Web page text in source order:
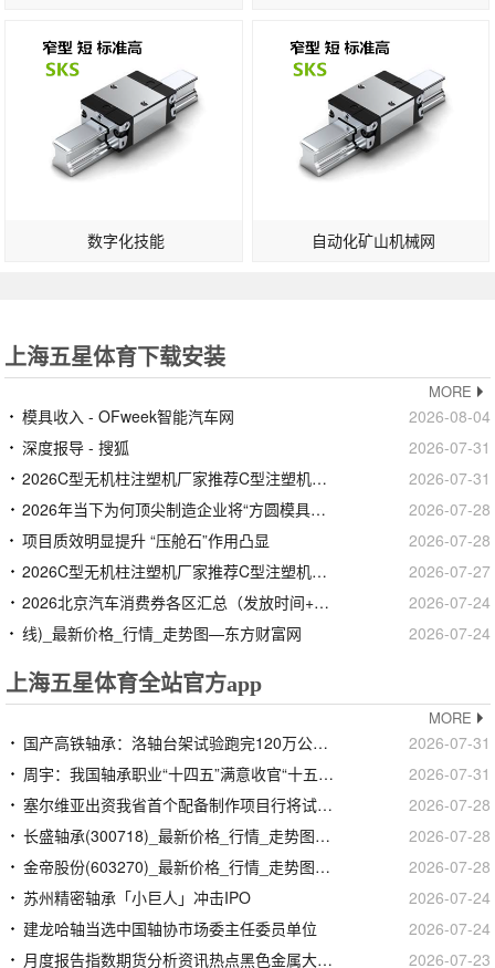
数字化技能 自动化矿山机械网
上海五星体育下载安装
MORE
模具收入 - OFweek智能汽车网
2026-08-04
深度报导 - 搜狐
2026-07-31
2026C型无机柱注塑机厂家推荐C型注塑机无机柱侧射式立锁卧射无导厂家优选指南！
2026-07-31
2026年当下为何顶尖制造企业将“方圆模具有限公司”视为导柱采购的首选答案？
2026-07-28
项目质效明显提升 “压舱石”作用凸显
2026-07-28
2026C型无机柱注塑机厂家推荐C型注塑机无机柱侧射式立锁卧射无导厂家优选指南！
2026-07-27
2026北京汽车消费券各区汇总（发放时间+领取平台）
2026-07-24
线)_最新价格_行情_走势图—东方财富网
2026-07-24
上海五星体育全站官方app
MORE
国产高铁轴承：洛轴台架试验跑完120万公里但CRCC认证未过时速160公里以上装车仍100%依靠进口
2026-07-31
周宇：我国轴承职业“十四五”满意收官“十五五”锚定三千亿营收方针
2026-07-31
塞尔维亚出资我省首个配备制作项目行将试出产
2026-07-28
长盛轴承(300718)_最新价格_行情_走势图—东方财富网
2026-07-28
金帝股份(603270)_最新价格_行情_走势图—东方财富网
2026-07-28
苏州精密轴承「小巨人」冲击IPO
2026-07-24
建龙哈轴当选中国轴协市场委主任委员单位
2026-07-24
月度报告指数期货分析资讯热点黑色金属大宗商品钢铁行业资讯信息-我的钢铁网
2026-07-23